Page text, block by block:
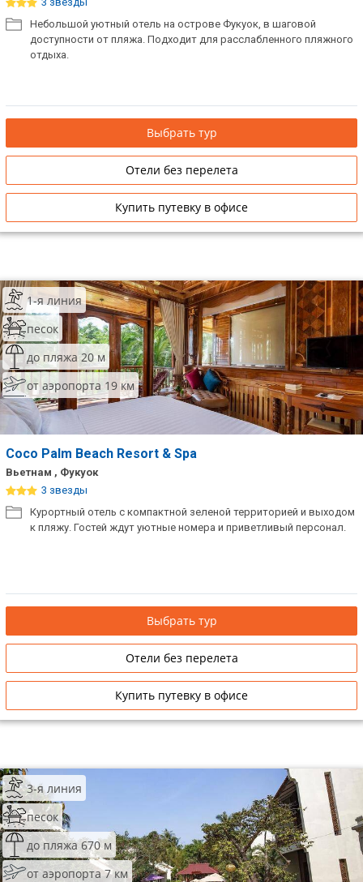
Небольшой уютный отель на острове Фукуок, в шаговой
доступности от пляжа. Подходит для расслабленного пляжного
отдыха.
Выбрать тур
Отели без перелета
Купить путевку в офисе
1-я линия
песок
до пляжа 20 м
от аэропорта 19 км
Coco Palm Beach Resort & Spa
Вьетнам , Фукуок
3 звезды
Курортный отель с компактной зеленой территорией и выходом
к пляжу. Гостей ждут уютные номера и приветливый персонал.
Выбрать тур
Отели без перелета
Купить путевку в офисе
3-я линия
песок
до пляжа 670 м
от аэропорта 7 км